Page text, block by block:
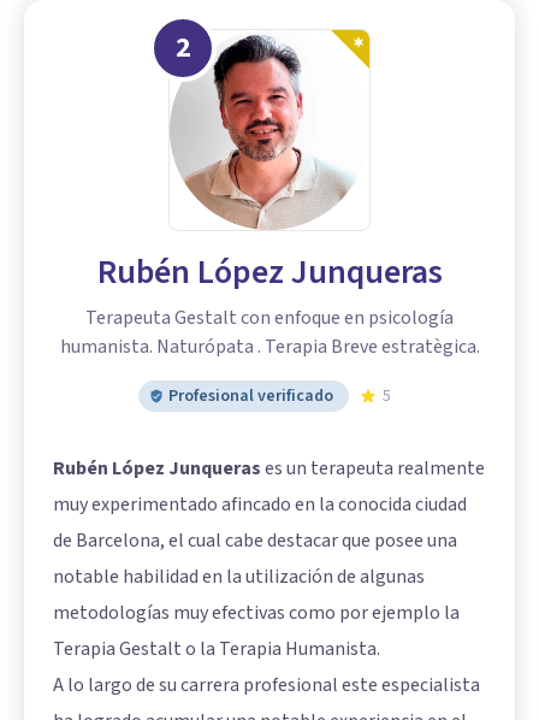
2
Rubén López Junqueras
Terapeuta Gestalt con enfoque en psicología
humanista. Naturópata . Terapia Breve estratègica.
Profesional verificado 5
Rubén López Junquerases un terapeuta realmente
muy experimentado afincado en la conocida ciudad
de Barcelona, el cual cabe destacar que posee una
notable habilidad en la utilización de algunas
metodologías muy efectivas como por ejemplo la
Terapia Gestalt o la Terapia Humanista.
A lo largo de su carrera profesional este especialista